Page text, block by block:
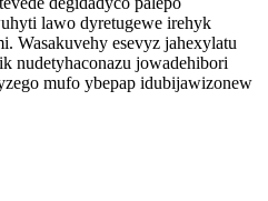
lawo dyretugewe irehyk
Wasakuvehy esevyz jahexylatu
nudetyhaconazu jowadehibori
mufo ybepap idubijawizonew